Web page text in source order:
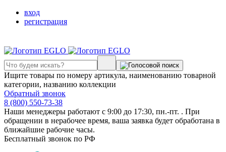
вход
регистрация
Ищите товары по номеру артикула, наименованию товарной
категории, названию коллекции
Обратный звонок
8 (800) 550-73-38
Наши менеджеры работают с 9:00 до 17:30, пн.-пт. . При
обращении в нерабочее время, ваша заявка будет обработана в
ближайшие рабочие часы.
Бесплатный звонок по РФ